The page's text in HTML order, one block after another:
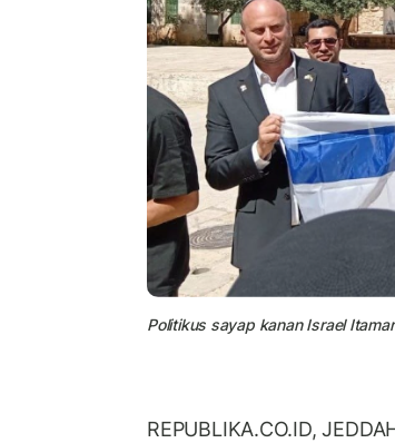
Politikus sayap kanan Israel
REPUBLIKA.CO.ID,